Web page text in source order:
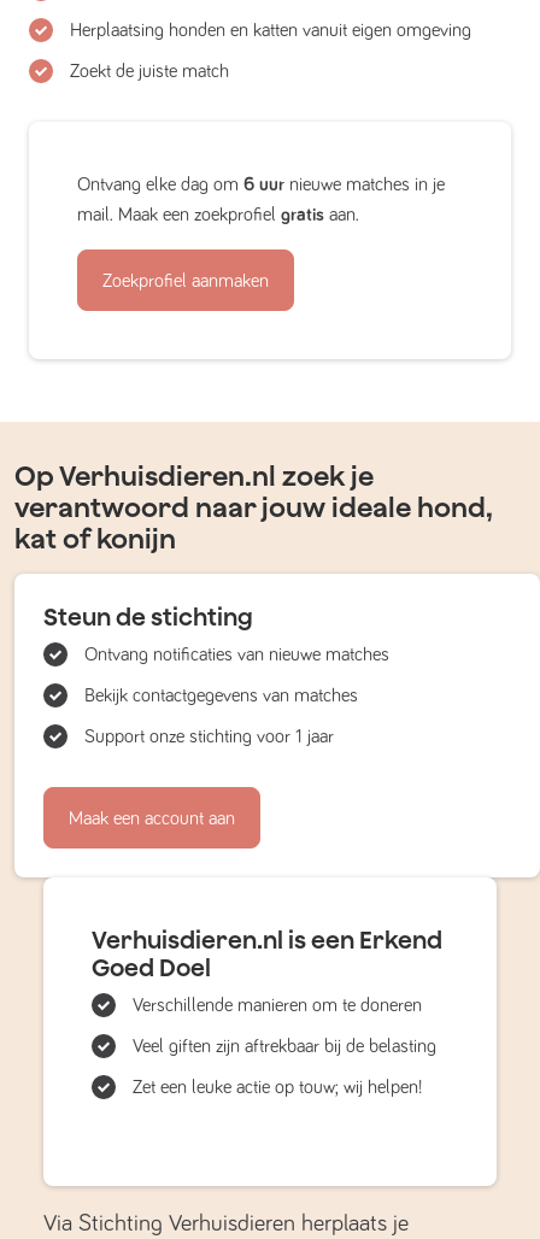
Herplaatsing honden en katten vanuit eigen omgeving
Zoekt de juiste match
Ontvang elke dag om 6 uur nieuwe matches in je
mail. Maak een zoekprofiel gratis aan.
Zoekprofiel aanmaken
Op Verhuisdieren.nl zoek je
verantwoord naar jouw ideale hond,
kat of konijn
Steun de stichting
Ontvang notificaties van nieuwe matches
Bekijk contactgegevens van matches
Support onze stichting voor 1 jaar
Maak een account aan
Verhuisdieren.nl is een Erkend
Goed Doel
Verschillende manieren om te doneren
Veel giften zijn aftrekbaar bij de belasting
Zet een leuke actie op touw; wij helpen!
Via Stichting Verhuisdieren herplaats je